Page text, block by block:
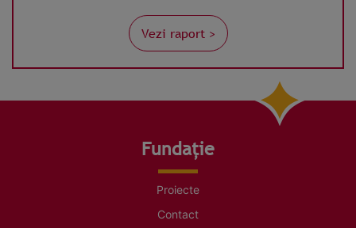
Vezi raport >
Fundație
Proiecte
Contact